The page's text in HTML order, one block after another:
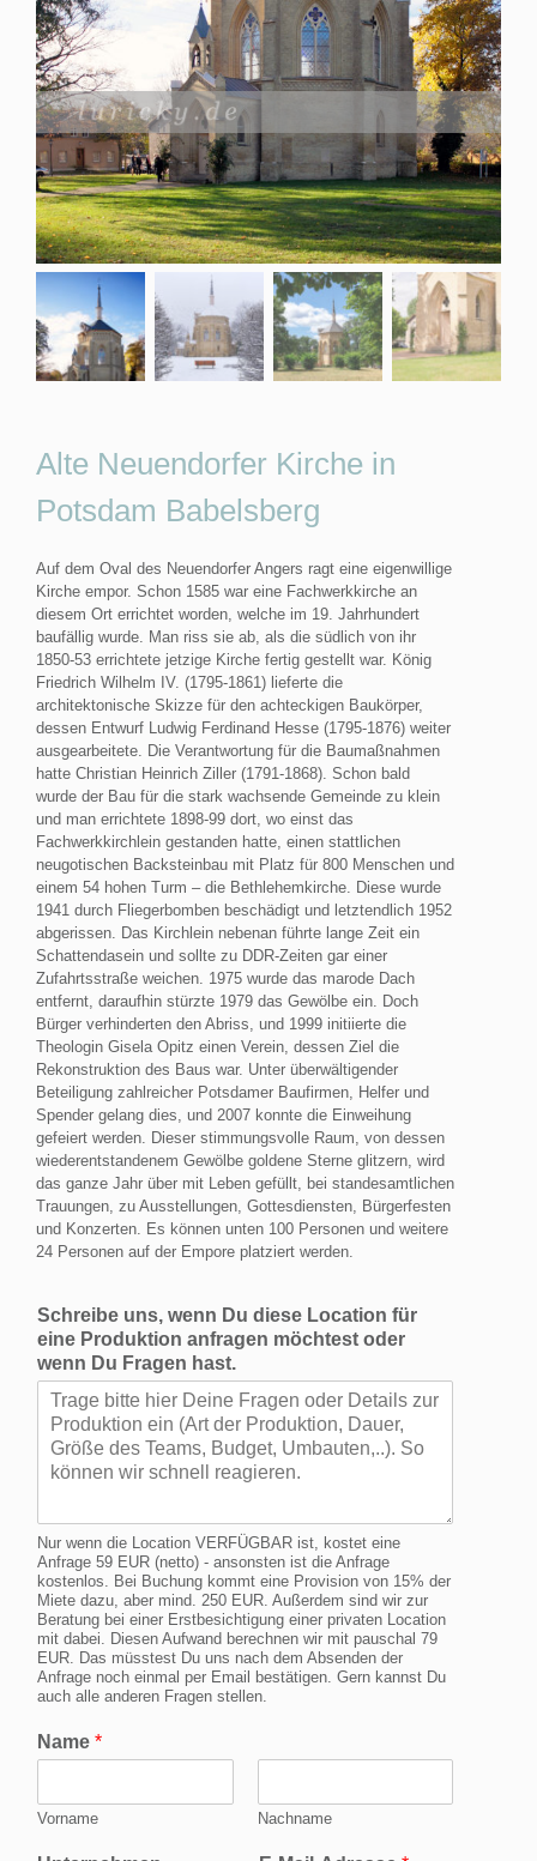
Alte Neuendorfer Kirche in
Potsdam Babelsberg
Auf dem Oval des Neuendorfer Angers ragt eine eigenwillige
Kirche empor. Schon 1585 war eine Fachwerkkirche an
diesem Ort errichtet worden, welche im 19. Jahrhundert
baufällig wurde. Man riss sie ab, als die südlich von ihr
1850-53 errichtete jetzige Kirche fertig gestellt war. König
Friedrich Wilhelm IV. (1795-1861) lieferte die
architektonische Skizze für den achteckigen Baukörper,
dessen Entwurf Ludwig Ferdinand Hesse (1795-1876) weiter
ausgearbeitete. Die Verantwortung für die Baumaßnahmen
hatte Christian Heinrich Ziller (1791-1868). Schon bald
wurde der Bau für die stark wachsende Gemeinde zu klein
und man errichtete 1898-99 dort, wo einst das
Fachwerkkirchlein gestanden hatte, einen stattlichen
neugotischen Backsteinbau mit Platz für 800 Menschen und
einem 54 hohen Turm – die Bethlehemkirche. Diese wurde
1941 durch Fliegerbomben beschädigt und letztendlich 1952
abgerissen. Das Kirchlein nebenan führte lange Zeit ein
Schattendasein und sollte zu DDR-Zeiten gar einer
Zufahrtsstraße weichen. 1975 wurde das marode Dach
entfernt, daraufhin stürzte 1979 das Gewölbe ein. Doch
Bürger verhinderten den Abriss, und 1999 initiierte die
Theologin Gisela Opitz einen Verein, dessen Ziel die
Rekonstruktion des Baus war. Unter überwältigender
Beteiligung zahlreicher Potsdamer Baufirmen, Helfer und
Spender gelang dies, und 2007 konnte die Einweihung
gefeiert werden. Dieser stimmungsvolle Raum, von dessen
wiederentstandenem Gewölbe goldene Sterne glitzern, wird
das ganze Jahr über mit Leben gefüllt, bei standesamtlichen
Trauungen, zu Ausstellungen, Gottesdiensten, Bürgerfesten
und Konzerten. Es können unten 100 Personen und weitere
24 Personen auf der Empore platziert werden.
Schreibe uns, wenn Du diese Location für
eine Produktion anfragen möchtest oder
wenn Du Fragen hast.
Nur wenn die Location VERFÜGBAR ist, kostet eine
Anfrage 59 EUR (netto) - ansonsten ist die Anfrage
kostenlos. Bei Buchung kommt eine Provision von 15% der
Miete dazu, aber mind. 250 EUR. Außerdem sind wir zur
Beratung bei einer Erstbesichtigung einer privaten Location
mit dabei. Diesen Aufwand berechnen wir mit pauschal 79
EUR. Das müsstest Du uns nach dem Absenden der
Anfrage noch einmal per Email bestätigen. Gern kannst Du
auch alle anderen Fragen stellen.
Name *
Vorname Nachname